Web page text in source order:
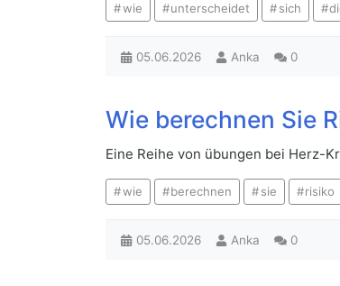
wie unterscheidet sich
05.06.2026 Anka 0
Wie berechnen Sie
Eine Reihe von übungen bei Herz-
wie berechnen sie risiko
05.06.2026 Anka 0